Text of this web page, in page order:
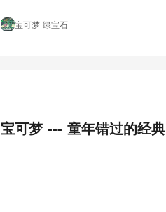
宝可梦 绿宝石
宝可梦 --- 童年错过的经典